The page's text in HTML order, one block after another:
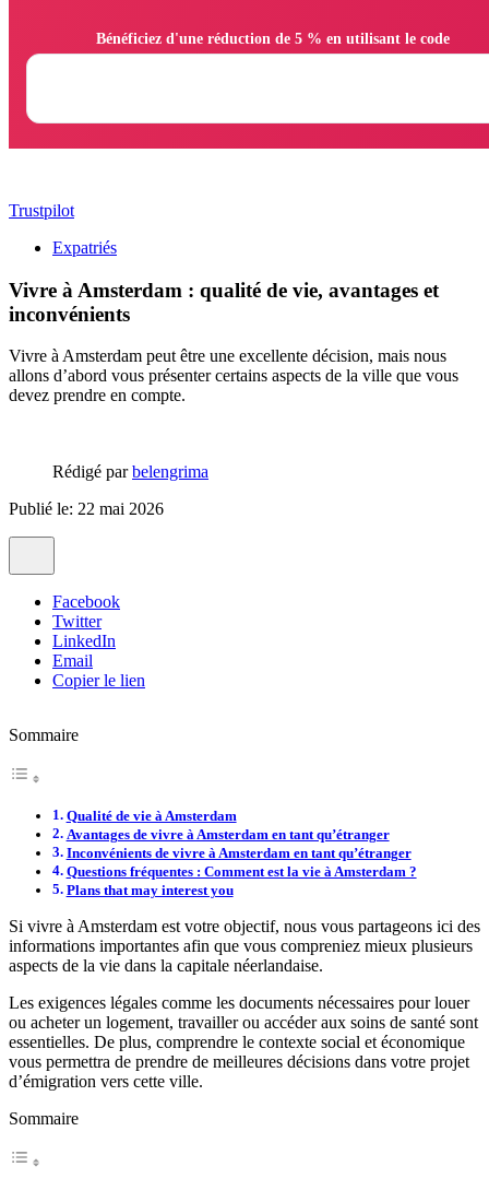
Trustpilot
Expatriés
Vivre à Amsterdam : qualité de vie, avantages et
inconvénients
Vivre à Amsterdam peut être une excellente décision, mais nous
allons d’abord vous présenter certains aspects de la ville que vous
devez prendre en compte.
Rédigé parbelengrima
Publié le: 22 mai 2026
Facebook
Twitter
LinkedIn
Email
Copier le lien
Sommaire
Qualité de vie à Amsterdam
Avantages de vivre à Amsterdam en tant qu’étranger
Inconvénients de vivre à Amsterdam en tant qu’étranger
Questions fréquentes : Comment est la vie à Amsterdam ?
Plans that may interest you
Si vivre à Amsterdam est votre objectif, nous vous partageons ici des
informations importantes afin que vous compreniez mieux plusieurs
aspects de la vie dans la capitale néerlandaise.
Les exigences légales comme les documents nécessaires pour louer
ou acheter un logement, travailler ou accéder aux soins de santé sont
essentielles. De plus, comprendre le contexte social et économique
vous permettra de prendre de meilleures décisions dans votre projet
d’émigration vers cette ville.
Sommaire